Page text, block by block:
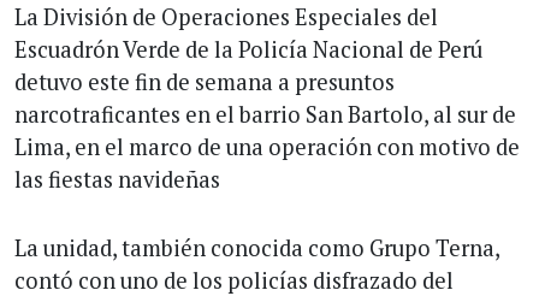
La División de Operaciones Especiales del
Escuadrón Verde de la Policía Nacional de Perú
detuvo este fin de semana a presuntos
narcotraficantes en el barrio San Bartolo, al sur de
Lima, en el marco de una operación con motivo de
las fiestas navideñas
La unidad, también conocida como Grupo Terna,
contó con uno de los policías disfrazado del